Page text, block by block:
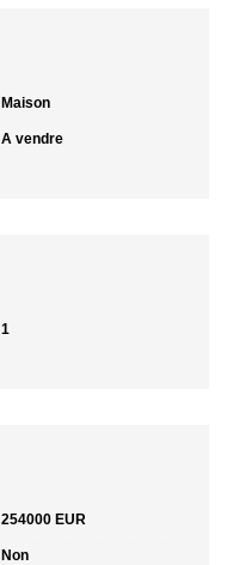
Maison
A vendre
1
254000 EUR
Non